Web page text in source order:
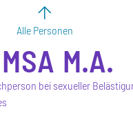
Alle Personen
M.A.
bei sexueller